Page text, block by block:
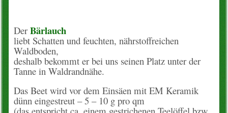
Warenkorb
Über uns
Neues vom Hof
Der Bärlauch
liebt Schatten und feuchten, nährstoffreichen
Waldboden,
deshalb bekommt er bei uns seinen Platz unter der
Tanne in Waldrandnähe.
Das Beet wird vor dem Einsäen mit EM Keramik
dünn eingestreut – 5 – 10 g pro qm